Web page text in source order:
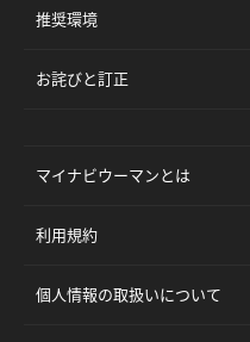
推奨環境
お詫びと訂正
マイナビウーマンとは
利用規約
個人情報の取扱いについて